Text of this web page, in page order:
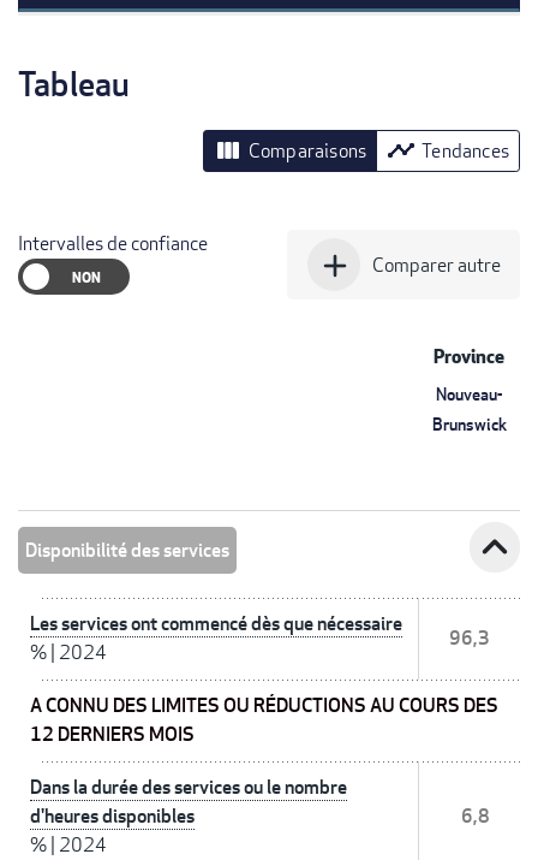
Tableau
view_column Comparaisons timeline Tendances
Intervalles de confiance
add Comparer autre
Province
Nouveau-
Brunswick
Disponibilité des services expand_less
Les services ont commencé dès que nécessaire
% 2024
96,3
A CONNU DES LIMITES OU RÉDUCTIONS AU COURS DES
12 DERNIERS MOIS
Dans la durée des services ou le nombre
d'heures disponibles
% 2024
6,8